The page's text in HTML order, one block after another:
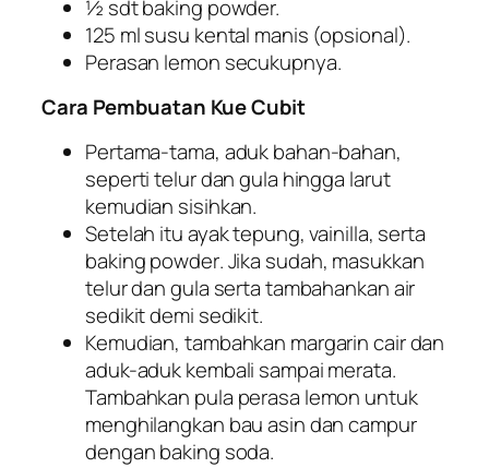
½ sdt baking powder.
125 ml susu kental manis (opsional).
Perasan lemon secukupnya.
Cara Pembuatan Kue Cubit
Pertama-tama, aduk bahan-bahan,
seperti telur dan gula hingga larut
kemudian sisihkan.
Setelah itu ayak tepung, vainilla, serta
baking powder. Jika sudah, masukkan
telur dan gula serta tambahankan air
sedikit demi sedikit.
Kemudian, tambahkan margarin cair dan
aduk-aduk kembali sampai merata.
Tambahkan pula perasa lemon untuk
menghilangkan bau asin dan campur
dengan baking soda.